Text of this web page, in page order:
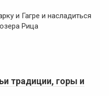
и Гагре и насладиться
Рица
традиции, горы и